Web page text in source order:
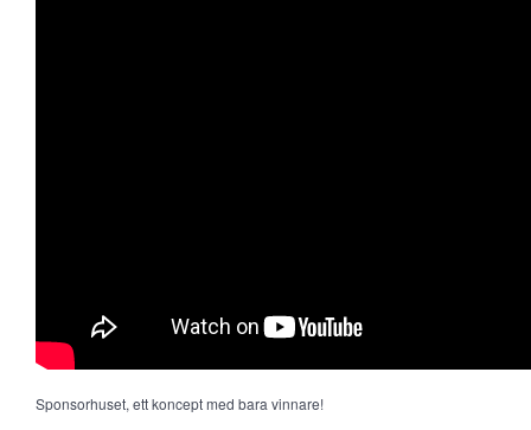
Sponsorhuset, ett koncept med bara vinnare!